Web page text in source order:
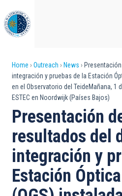
to
main
content
Breadcrumb
Home Outreach News
integración y pruebas de la Estación
en el Observatorio del TeideMañana, 1
ESTEC en Noordwijk (Países Bajos)
Presentación
resultados del
integración y
Estación